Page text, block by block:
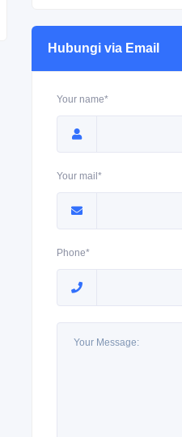
Hubungi via Email
Your name*
Your mail*
Phone*